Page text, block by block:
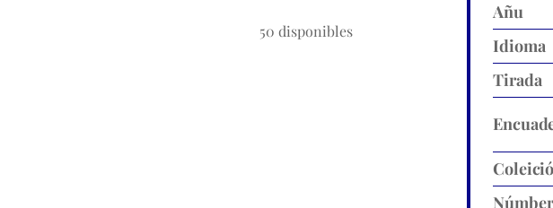
50 disponibles
Añu
Idioma
Tirada